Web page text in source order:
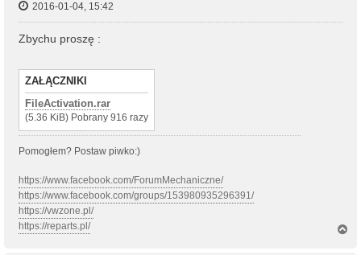
2016-01-04, 15:42
Zbychu proszę :
ZAŁĄCZNIKI
FileActivation.rar
(5.36 KiB) Pobrany 916 razy
Pomogłem? Postaw piwko:)
https://www.facebook.com/ForumMechaniczne/
https://www.facebook.com/groups/153980935296391/
https://vwzone.pl/
https://reparts.pl/